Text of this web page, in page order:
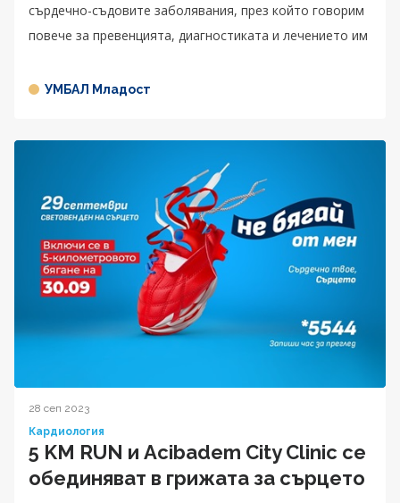
сърдечно-съдовите заболявания, през който говорим
повече за превенцията, диагностиката и лечението им
УМБАЛ Младост
28 сеп 2023
Кардиология
5 KM RUN и Acibadem City Clinic се
обединяват в грижата за сърцето